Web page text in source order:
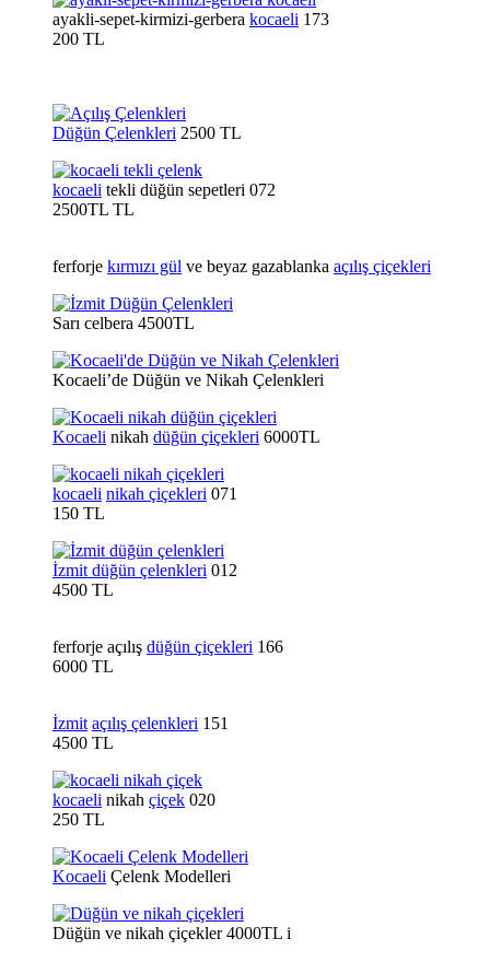
ayakli-sepet-kirmizi-gerbera kocaeli 173
200 TL
Düğün Çelenkleri 2500 TL
kocaeli tekli düğün sepetleri 072
2500TL TL
ferforje kırmızı gül ve beyaz gazablanka açılış çiçekleri
Sarı celbera 4500TL
Kocaeli’de Düğün ve Nikah Çelenkleri
Kocaeli nikah düğün çiçekleri 6000TL
kocaeli nikah çiçekleri 071
150 TL
İzmit düğün çelenkleri 012
4500 TL
ferforje açılış düğün çiçekleri 166
6000 TL
İzmit açılış çelenkleri 151
4500 TL
kocaeli nikah çiçek 020
250 TL
Kocaeli Çelenk Modelleri
Düğün ve nikah çiçekler 4000TL i